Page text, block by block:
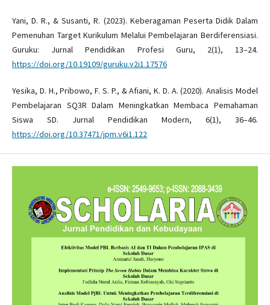
Yani, D. R., & Susanti, R. (2023). Keberagaman Peserta Didik Dalam
Pemenuhan Target Kurikulum Melalui Pembelajaran Berdiferensiasi.
Guruku: Jurnal Pendidikan Profesi Guru, 2(1), 13–24.
https://doi.org/10.19109/guruku.v2i1.17576
Yesika, D. H., Pribowo, F. S. P., & Afiani, K. D. A. (2020). Analisis Model
Pembelajaran SQ3R Dalam Meningkatkan Membaca Pemahaman
Siswa SD. Jurnal Pendidikan Modern, 6(1), 36–46.
https://doi.org/10.37471/jpm.v6i1.122